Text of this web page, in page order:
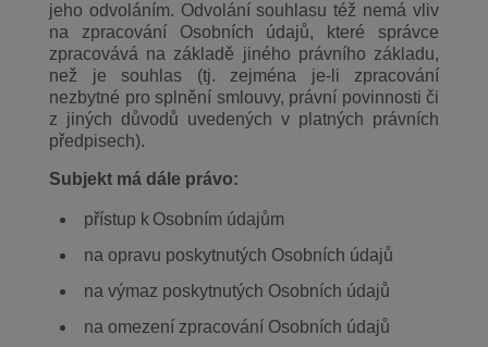
jeho odvoláním. Odvolání souhlasu též nemá vliv
na zpracování Osobních údajů, které správce
zpracovává na základě jiného právního základu,
než je souhlas (tj. zejména je‐li zpracování
nezbytné pro splnění smlouvy, právní povinnosti či
z jiných důvodů uvedených v platných právních
předpisech).
Subjekt má dále právo:
přístup k Osobním údajům
na opravu poskytnutých Osobních údajů
na výmaz poskytnutých Osobních údajů
na omezení zpracování Osobních údajů